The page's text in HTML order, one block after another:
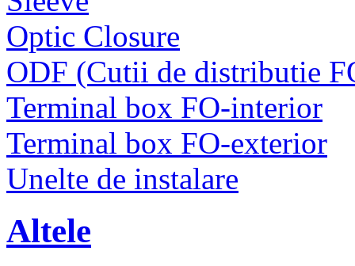
Optic Closure
ODF (Cutii de distributie
Terminal box FO-interior
Terminal box FO-exterior
Unelte de instalare
Altele